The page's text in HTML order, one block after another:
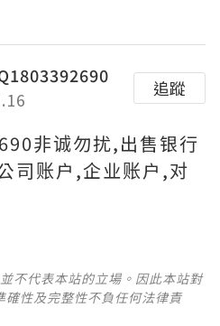
追蹤
非诚勿扰,出售银行
司账户,企业账户,对
不代表本站的立場。因此本站對
性及完整性不負任何法律責